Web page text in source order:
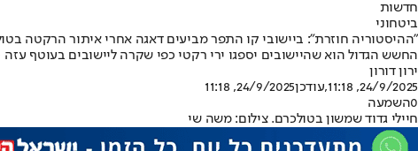
חדשות
ביטחוני
"ההיסטוריה חוזרת": ביישובי קו התפר מביעים דאגה אחרי איתור הרקטה
החשש הגדול הוא שהיישובים יספגו ירי רקטי כפי שקרה ליישובים בעוטף
ירון דורון
24/9/2025, 11:18
,עודכן24/9/2025, 11:18
0השמעה
חיילי גדוד שמשון בטולכרם. צילום: משה שי